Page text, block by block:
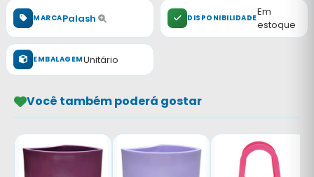
MARCAPalash DISPONIBILIDADEEm
estoque
EMBALAGEMUnitário
Você também poderá gostar